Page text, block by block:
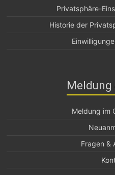
Privatsphäre-
Historie der
Meldung
Meldung im
Fragen &